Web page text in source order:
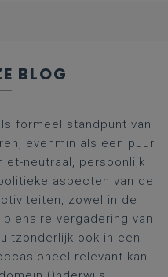
BLOG
formeel standpunt van
evenmin als een puur
neutraal, persoonlijk
aspecten van de
zowel in de
vergadering van
ook in een
relevant kan